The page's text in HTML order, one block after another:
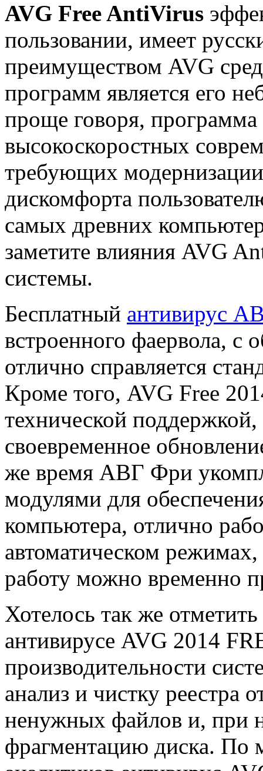
AVG Free AntiVirus
пользовании, имеет
преимуществом AVG
программ является его
проще говоря, программа
высокоскоростных
требующих
дискомфорта
самых древних
заметите влияния AVG
системы.
Бесплатный антивирус
встроенного фаервола, с
отлично справляется
Кроме того, AVG Free
технической
своевременное
же время АВГ Фри
модулями для
компьютера, отлично
автоматическом
работу можно временно
Хотелось так же
антивирусе AVG 2014
производительности
анализ и чистку реестра
ненужных файлов и, при
фрагментацию диска. По